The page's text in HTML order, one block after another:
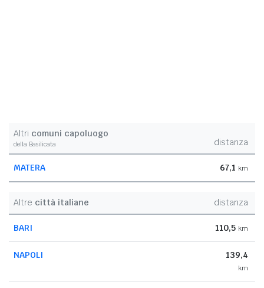
Altri comuni capoluogo
della Basilicata distanza
MATERA 67,1 km
Altre città italiane distanza
BARI 110,5 km
NAPOLI 139,4
km